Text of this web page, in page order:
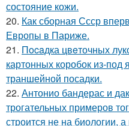
состояние кожи.
20. Как сборная Ссср
Европы в Париже.
21. Пocaдка цвeточных
картонных коробок из-под
траншейной посадки.
22. Антонио бандерас и
трогательных примеров
строится не на биологии,